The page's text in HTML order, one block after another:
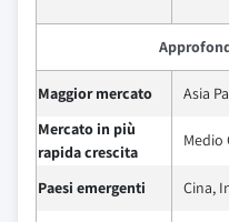
Maggior mercato
Asia
Mercato in più
rapida crescita
Medio
Paesi emergenti Cina,